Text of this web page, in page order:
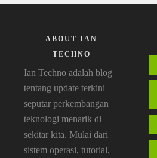
ABOUT IAN
TECHNO
Ian Techno adalah blog
tentang update terkini
seputar perkembangan
teknologi menarik di
sekitar kita. Mulai dari
sistem operasi, tutorial,